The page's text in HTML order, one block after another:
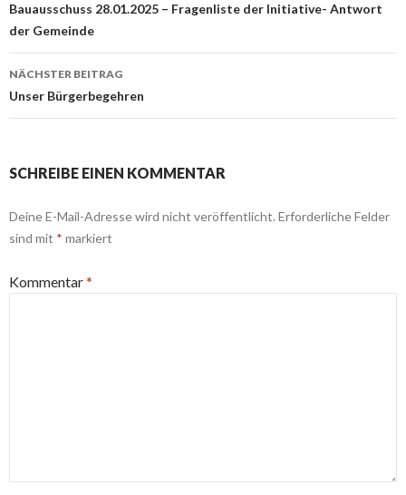
Bauausschuss 28.01.2025 – Fragenliste der Initiative- Antwort
der Gemeinde
NÄCHSTER BEITRAG
Unser Bürgerbegehren
SCHREIBE EINEN KOMMENTAR
Deine E-Mail-Adresse wird nicht veröffentlicht. Erforderliche Felder
sind mit * markiert
Kommentar*